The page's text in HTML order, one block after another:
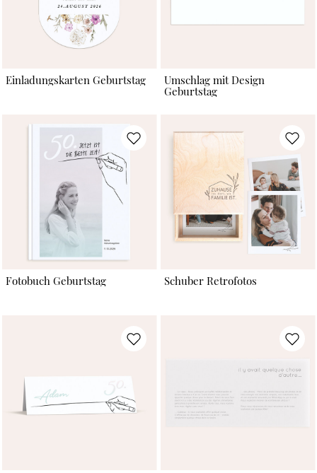
Einladungskarten Geburtstag
Umschlag mit Design
Geburtstag
Fotobuch Geburtstag Schuber Retrofotos